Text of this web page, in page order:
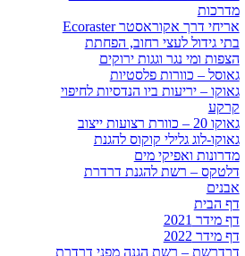
מדרכות
אריחי דרך אקוראסטר Ecoraster
בתי גידול לעצי רחוב, הפחתת
הצפות ומי נגר וגגות ירוקים
גאוסל – כוורות פלסטיות
גאוקו – יריעות ביו הנדסיות לחיפוי
קרקע
גאוקו 20 – כוורת רצועות ייצוב
גאוקו-לוג גלילי קוקוס להגנת
מדרונות ואפיקי מים
דלטקס – רשת להגנת דרדרת
אבנים
דף הבית
דף מידר 2021
דף מידר 2022
דרדרשת – רשת הגנה מפני דרדרת